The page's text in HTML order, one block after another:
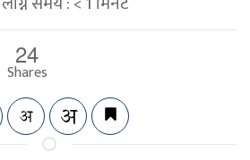
24
Shares